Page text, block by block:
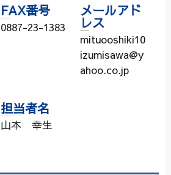
FAX番号
0887-23-1383
メールアド
レス
mituooshiki10
izumisawa@y
ahoo.co.jp
担当者名
山本 幸生